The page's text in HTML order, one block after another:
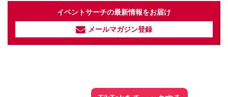
イベントサーチの最新情報をお届け
メールマガジン登録